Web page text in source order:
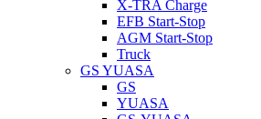
X-TRA Charge
EFB Start-Stop
AGM Start-Stop
Truck
GS YUASA
GS
YUASA